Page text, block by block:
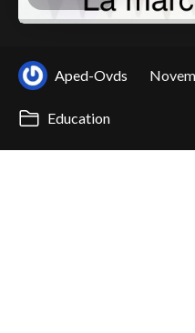
Aped-Ovds
Education